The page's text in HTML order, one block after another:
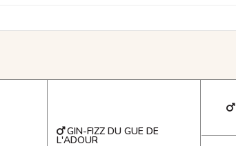
GIN-FIZZ DU GUE DE
L'ADOUR